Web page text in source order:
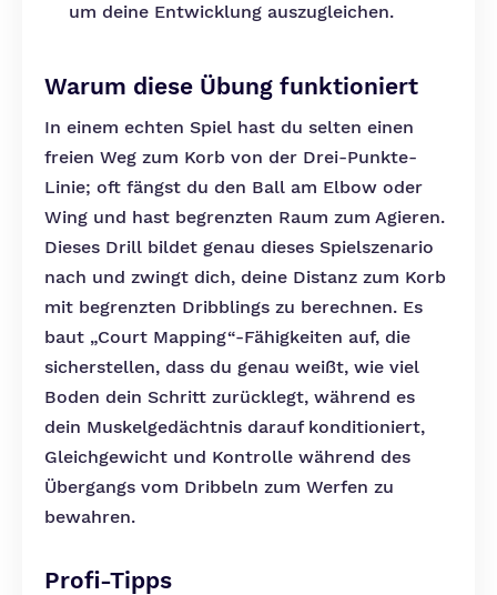
um deine Entwicklung auszugleichen.
Warum diese Übung funktioniert
In einem echten Spiel hast du selten einen
freien Weg zum Korb von der Drei-Punkte-
Linie; oft fängst du den Ball am Elbow oder
Wing und hast begrenzten Raum zum Agieren.
Dieses Drill bildet genau dieses Spielszenario
nach und zwingt dich, deine Distanz zum Korb
mit begrenzten Dribblings zu berechnen. Es
baut „Court Mapping“-Fähigkeiten auf, die
sicherstellen, dass du genau weißt, wie viel
Boden dein Schritt zurücklegt, während es
dein Muskelgedächtnis darauf konditioniert,
Gleichgewicht und Kontrolle während des
Übergangs vom Dribbeln zum Werfen zu
bewahren.
Profi-Tipps